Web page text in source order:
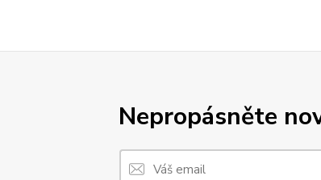
Nepropásněte